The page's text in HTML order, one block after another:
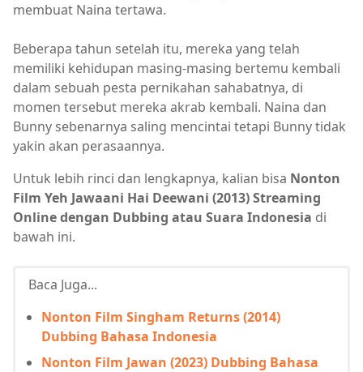
membuat Naina tertawa.
Beberapa tahun setelah itu, mereka yang telah
memiliki kehidupan masing-masing bertemu kembali
dalam sebuah pesta pernikahan sahabatnya, di
momen tersebut mereka akrab kembali. Naina dan
Bunny sebenarnya saling mencintai tetapi Bunny tidak
yakin akan perasaannya.
Untuk lebih rinci dan lengkapnya, kalian bisa Nonton
Film Yeh Jawaani Hai Deewani (2013) Streaming
Online dengan Dubbing atau Suara Indonesia di
bawah ini.
Baca Juga...
Nonton Film Singham Returns (2014)
Dubbing Bahasa Indonesia
Nonton Film Jawan (2023) Dubbing Bahasa